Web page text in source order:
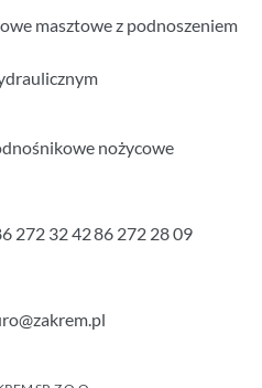
masztowe z podnoszeniem
nożycowe
272 32 4286 272 28 09